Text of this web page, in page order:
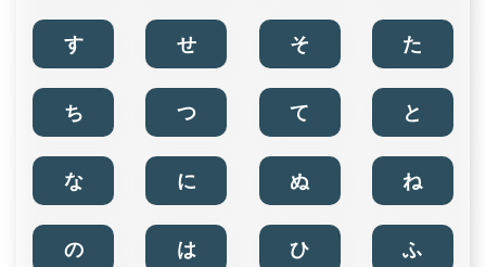
す せ そ た
ち つ て と
な に ぬ ね
の は ひ ふ